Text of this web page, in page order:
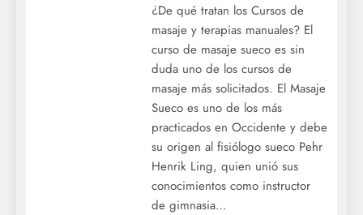
¿De qué tratan los Cursos de
masaje y terapias manuales? El
curso de masaje sueco es sin
duda uno de los cursos de
masaje más solicitados. El Masaje
Sueco es uno de los más
practicados en Occidente y debe
su origen al fisiólogo sueco Pehr
Henrik Ling, quien unió sus
conocimientos como instructor
de gimnasia…